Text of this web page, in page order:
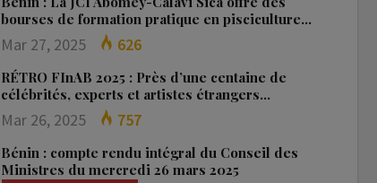
bourses de formation pratique en pisciculture…
Mar 27, 2025 626
RÉTRO FInAB 2025 : Près d’une centaine de
célébrités, experts et artistes étrangers…
Mar 26, 2025 757
Bénin : compte rendu intégral du Conseil des
Ministres du mercredi 26 mars 2025